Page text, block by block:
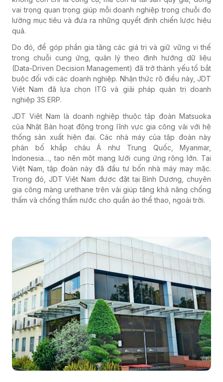
vai trọng quan trọng giúp mỗi doanh nghiệp trong chuỗi đo
lường mục tiêu và đưa ra những quyết định chiến lược hiệu
quả.
Do đó, để góp phần gia tăng các giá trị và giữ vững vị thế
trong chuỗi cung ứng, quản lý theo định hướng dữ liệu
(Data-Driven Decision Management) đã trở thành yếu tố bắt
buộc đối với các doanh nghiệp. Nhận thức rõ điều này, JDT
Việt Nam đã lựa chọn ITG và giải pháp quản trị doanh
nghiệp 3S ERP.
JDT Việt Nam là doanh nghiệp thuộc tập đoàn Matsuoka
của Nhật Bản hoạt động trong lĩnh vực gia công vải với hệ
thống sản xuất hiện đại. Các nhà máy của tập đoàn này
phân bố khắp châu Á như Trung Quốc, Myanmar,
Indonesia…, tạo nên một mạng lưới cung ứng rộng lớn. Tại
Việt Nam, tập đoàn này đã đầu tư bốn nhà máy may mặc.
Trong đó, JDT Việt Nam được đặt tại Bình Dương, chuyên
gia công màng urethane trên vải giúp tăng khả năng chống
thấm và chống thấm nước cho quần áo thể thao, ngoài trời.